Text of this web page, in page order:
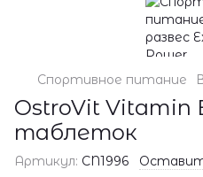
Спортивное питание
OstroVit Vitamin
таблеток
Артикул: CN1996